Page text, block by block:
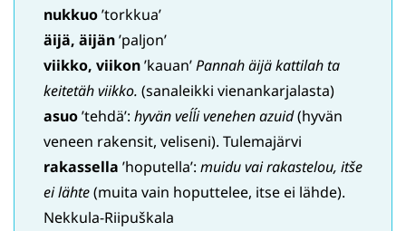
nukkuo’torkkua’
äijä, äijän’paljon’
viikko, viikon’kauan’Pannah äijä kattilah ta
keitetäh viikko. (sanaleikki vienankarjalasta)
asuo’tehdä’: hyvän veĺĺi venehen azuid(hyvän
veneen rakensit, veliseni). Tulemajärvi
rakassella ’hoputella’: muidu vai rakastelou, itše
ei lähte(muita vain hoputtelee, itse ei lähde).
Nekkula-Riipuškala